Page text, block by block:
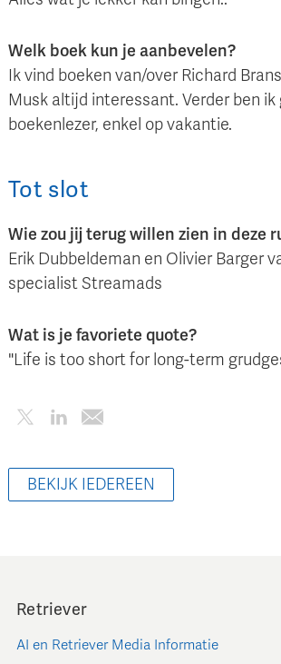
Welk boek kun je aanbevelen?
Ik vind boeken van/over Richard
Musk altijd interessant. Verder ben ik
boekenlezer, enkel op vakantie.
Tot slot
Wie zou jij terug willen zien in deze
Erik Dubbeldeman en Olivier Barger
specialist Streamads
Wat is je favoriete quote?
"Life is too short for long-term
BEKIJK IEDEREEN
Retriever
AI en Retriever Media Informatie